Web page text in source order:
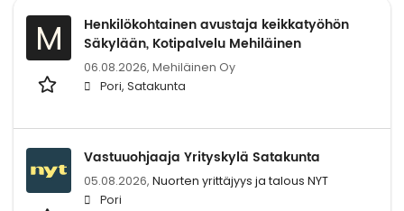
M
Henkilökohtainen avustaja keikkatyöhön
Säkylään, Kotipalvelu Mehiläinen
06.08.2026, Mehiläinen Oy
Pori, Satakunta
Vastuuohjaaja Yrityskylä Satakunta
05.08.2026, Nuorten yrittäjyys ja talous NYT
Pori